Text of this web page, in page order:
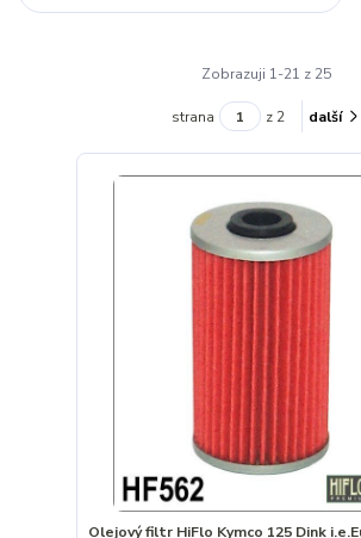
Zobrazuji 1-21 z 25
strana z 2 další
Olejový filtr HiFlo Kymco 125 Dink